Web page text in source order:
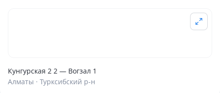
Кунгурская 2 2 — Вогзал 1
Алматы · Турксибский р-н